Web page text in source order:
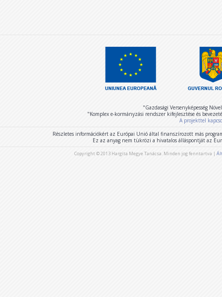
"Gazdasági Versenyképesség
"Komplex e-kormányzási rendszer kifejlesztése és
A projekttel
Részletes információkért az Európai Unió által finanszírozott más
Ez az anyag nem tükrözi a hivatalos álláspontját az
Copyright © 2013 Hargita Megye Tanácsa. Minden jog fenntartva |